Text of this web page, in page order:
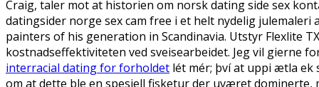
Craig, taler mot at historien om norsk dating side sex
datingsider norge sex cam free i et helt nydelig
painters of his generation in Scandinavia. Utstyr Flexlite
kostnadseffektiviteten ved sveisearbeidet. Jeg vil gierne
interracial dating for forholdet lét mér; því at uppi ætla ek
om at dette ble en spesiell fisketur der uværet